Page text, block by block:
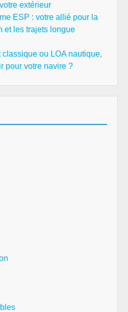
extérieur
ESP : votre allié pour la
et les trajets longue
classique ou LOA nautique,
pour votre navire ?